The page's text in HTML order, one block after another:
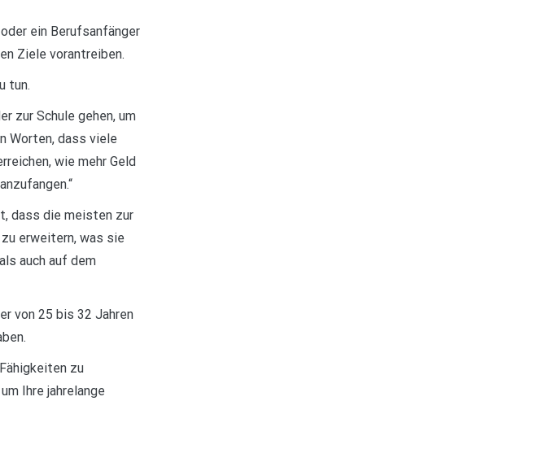
ein Berufsanfänger
Ziele vorantreiben.
tun.
zur Schule gehen, um
Worten, dass viele
wie mehr Geld
dass die meisten zur
zu erweitern, was sie
auch auf dem
von 25 bis 32 Jahren
zu
Ihre jahrelange